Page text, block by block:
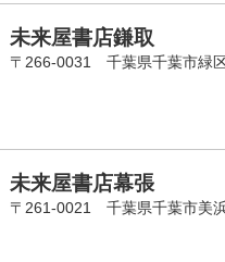
未来屋書店鎌取
〒266-0031 千葉県千葉市緑
未来屋書店幕張
〒261-0021 千葉県千葉市美